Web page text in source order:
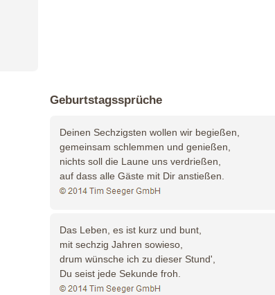
Geburtstagssprüche
Deinen Sechzigsten wollen wir begießen,
gemeinsam schlemmen und genießen,
nichts soll die Laune uns verdrießen,
auf dass alle Gäste mit Dir anstießen.
Das Leben, es ist kurz und bunt,
mit sechzig Jahren sowieso,
drum wünsche ich zu dieser Stund',
Du seist jede Sekunde froh.